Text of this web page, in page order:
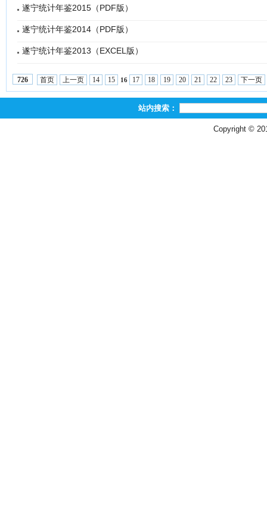
遂宁统计年鉴2015（PDF版）
遂宁统计年鉴2014（PDF版）
遂宁统计年鉴2013（EXCEL版）
726 首页 上一页 14 15 16 17 18 19 20 21 22 23 下一页
站内搜索：
Copyright ©